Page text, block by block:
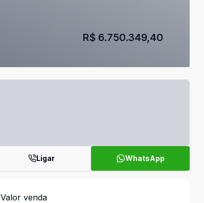
R$ 6.750.349,40
Ligar WhatsApp
Valor venda